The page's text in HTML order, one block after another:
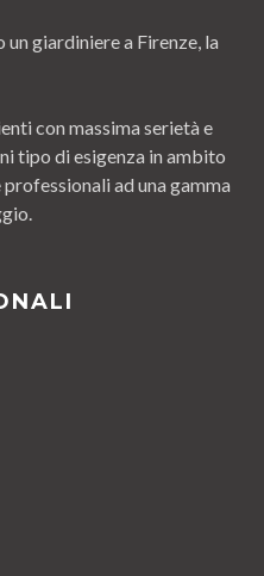
un giardiniere a Firenze, la
con massima serietà e
tipo di esigenza in ambito
ad una gamma